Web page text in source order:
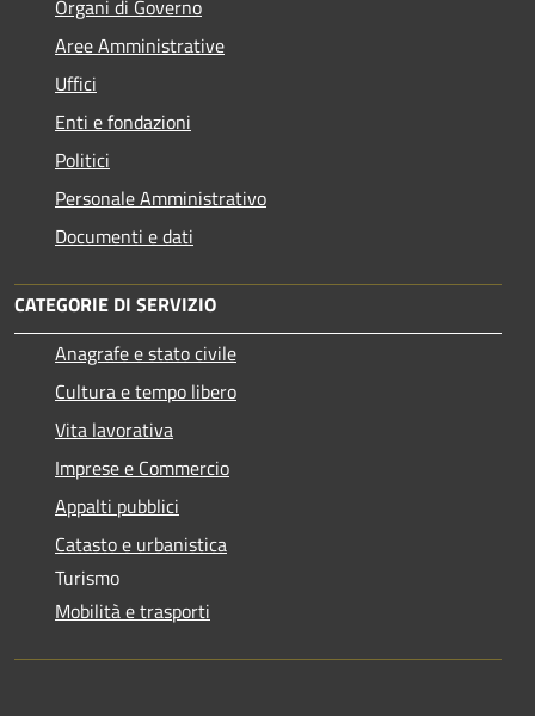
Organi di Governo
Aree Amministrative
Uffici
Enti e fondazioni
Politici
Personale Amministrativo
Documenti e dati
CATEGORIE DI SERVIZIO
Anagrafe e stato civile
Cultura e tempo libero
Vita lavorativa
Imprese e Commercio
Appalti pubblici
Catasto e urbanistica
Turismo
Mobilità e trasporti